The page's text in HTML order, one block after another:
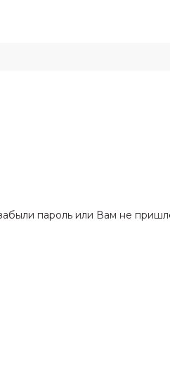
пароль или Вам не